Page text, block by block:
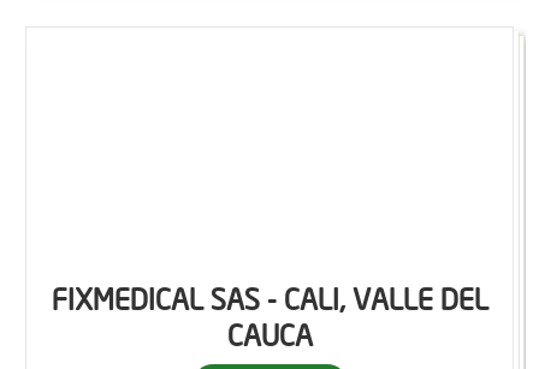
FIXMEDICAL SAS - CALI, VALLE DEL
CAUCA